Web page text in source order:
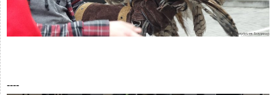
----